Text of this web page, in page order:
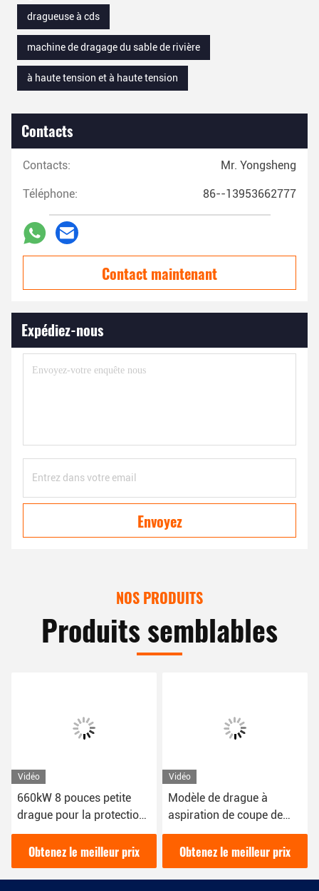
dragueuse à cds
machine de dragage du sable de rivière
à haute tension et à haute tension
Contacts
Contacts: Mr. Yongsheng
Téléphone: 86--13953662777
Contact maintenant
Expédiez-nous
Envoyez
NOS PRODUITS
Produits semblables
Vidéo
660kW 8 pouces petite
drague pour la protection
de l'environnement de
drague de rivière urbaine
Obtenez le meilleur prix
Vidéo
Modèle de drague à
aspiration de coupe de
tuyaux de 12 pouces avec
une puissance de 200
mètres cubes par heure
Obtenez le meilleur prix